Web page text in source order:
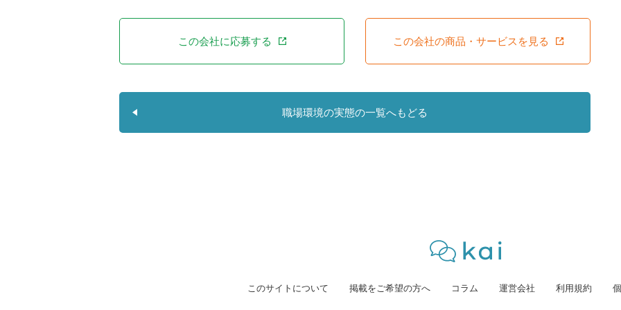
この会社に応募する この会社の商品・サービスを見る
職場環境の実態の一覧へもどる
このサイトについて 掲載をご希望の方へ コラム 運営会社 利用規約